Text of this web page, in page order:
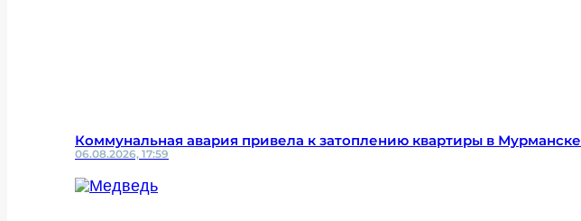
Коммунальная авария привела к затоплению квартиры в Мурманске
06.08.2026, 17:59